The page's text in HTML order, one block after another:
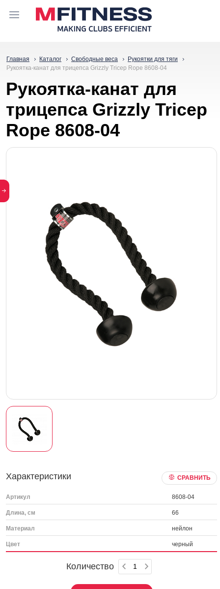
Главная Каталог Свободные веса
Рукоятки для тяги
Рукоятка-канат для трицепса Grizzly Tricep Rope 8608-04
Рукоятка-канат для
трицепса Grizzly Tricep
Rope 8608-04
Характеристики СРАВНИТЬ
Артикул 8608-04
Длина, см 66
Материал нейлон
Цвет черный
Количество